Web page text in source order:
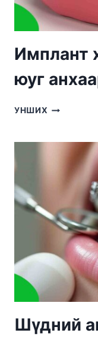
Имплант
юуг
УНШИХ ИМПЛАНТ
ЮУГ
АНХААРАХ
Шүдний